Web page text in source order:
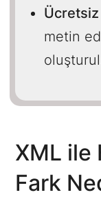
Ücretsiz
metin
XML ile
Fark